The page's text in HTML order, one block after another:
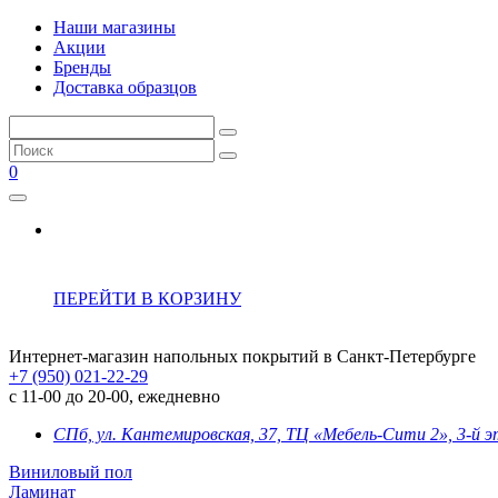
Наши магазины
Акции
Бренды
Доставка образцов
0
ПЕРЕЙТИ В КОРЗИНУ
Интернет-магазин напольных покрытий в Санкт-Петербурге
+7 (950) 021-22-29
с 11-00 до 20-00, ежедневно
СПб, ул. Кантемировская, 37, ТЦ «Мебель-Сити 2», 3-й
Виниловый пол
Ламинат